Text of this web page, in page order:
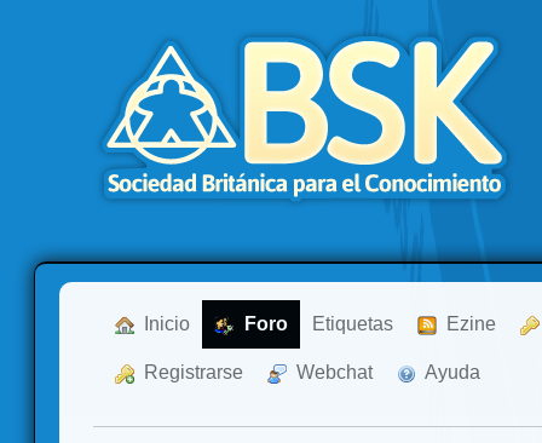
Inicio Foro Etiquetas Ezine
Registrarse Webchat Ayuda